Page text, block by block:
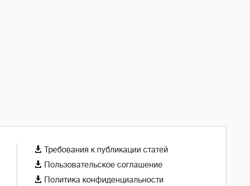
 Требования к публикации статей
 Пользовательское соглашение
 Политика конфиденциальности